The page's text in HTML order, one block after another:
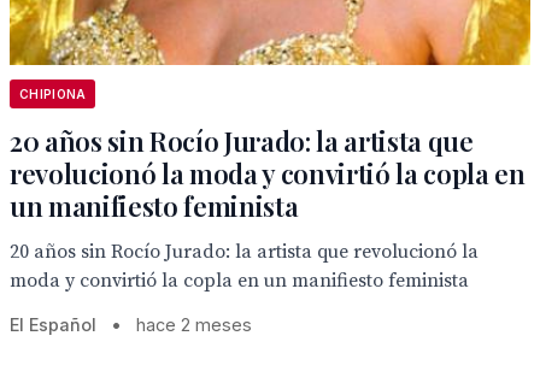
CHIPIONA
20 años sin Rocío Jurado: la artista que
revolucionó la moda y convirtió la copla en
un manifiesto feminista
20 años sin Rocío Jurado: la artista que revolucionó la
moda y convirtió la copla en un manifiesto feminista
El Español • hace 2 meses